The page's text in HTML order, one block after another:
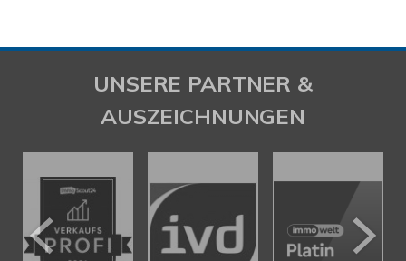
UNSERE PARTNER &
AUSZEICHNUNGEN